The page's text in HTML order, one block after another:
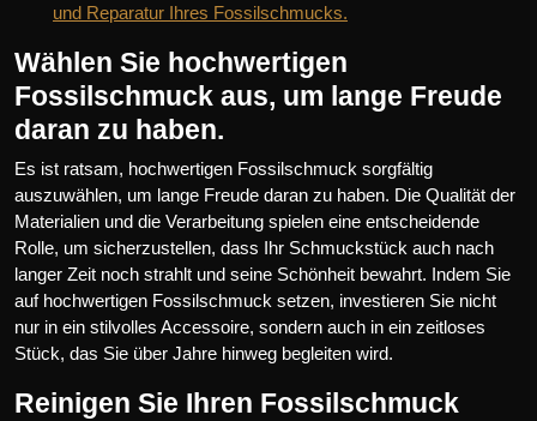
und Reparatur Ihres Fossilschmucks.
Wählen Sie hochwertigen
Fossilschmuck aus, um lange Freude
daran zu haben.
Es ist ratsam, hochwertigen Fossilschmuck sorgfältig
auszuwählen, um lange Freude daran zu haben. Die Qualität der
Materialien und die Verarbeitung spielen eine entscheidende
Rolle, um sicherzustellen, dass Ihr Schmuckstück auch nach
langer Zeit noch strahlt und seine Schönheit bewahrt. Indem Sie
auf hochwertigen Fossilschmuck setzen, investieren Sie nicht
nur in ein stilvolles Accessoire, sondern auch in ein zeitloses
Stück, das Sie über Jahre hinweg begleiten wird.
Reinigen Sie Ihren Fossilschmuck